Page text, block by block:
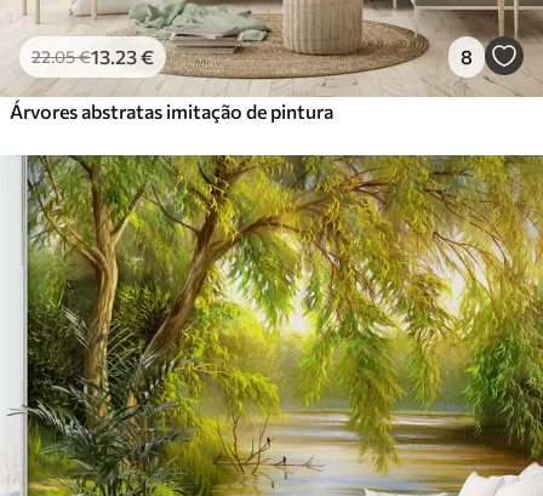
22.05€13 .23€ 8
Árvores abstratas imitação de pintura